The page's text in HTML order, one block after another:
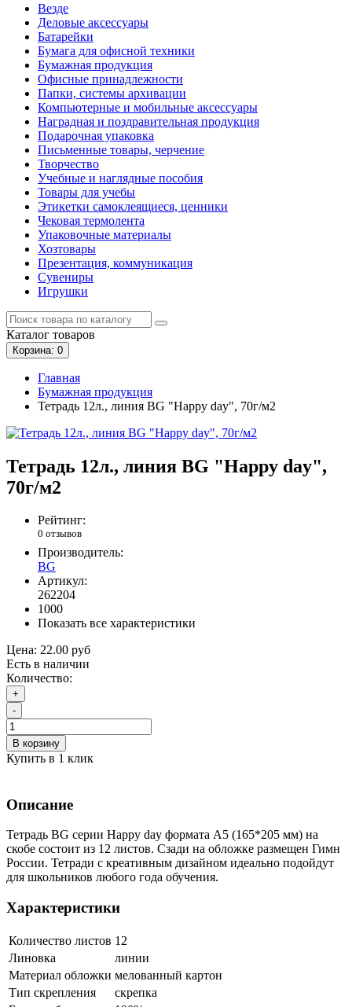
Везде
Деловые аксессуары
Батарейки
Бумага для офисной техники
Бумажная продукция
Офисные принадлежности
Папки, системы архивации
Компьютерные и мобильные аксессуары
Наградная и поздравительная продукция
Подарочная упаковка
Письменные товары, черчение
Творчество
Учебные и наглядные пособия
Товары для учебы
Этикетки самоклеящиеся, ценники
Чековая термолента
Упаковочные материалы
Хозтовары
Презентация, коммуникация
Сувениры
Игрушки
Каталог товаров
Корзина: 0
Главная
Бумажная продукция
Тетрадь 12л., линия BG "Happy day", 70г/м2
Тетрадь 12л., линия BG "Happy day",
70г/м2
Рейтинг:
0 отзывов
Производитель:
BG
Артикул:
262204
1000
Показать все характеристики
Цена: 22.00 руб
Есть в наличии
Количество:
+
-
В корзину
Купить в 1 клик
Описание
Тетрадь BG серии Happy day формата А5 (165*205 мм) на
скобе состоит из 12 листов. Сзади на обложке размещен Гимн
России. Тетради с креативным дизайном идеально подойдут
для школьников любого года обучения.
Характеристики
Количество листов 12
Линовка
линии
Материал обложки мелованный картон
Тип скрепления
скрепка